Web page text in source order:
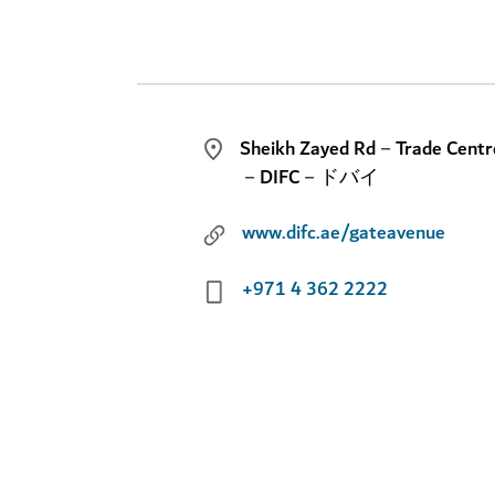
Sheikh Zayed Rd－Trade
－DIFC－ドバイ
www.difc.ae/gateavenue
+971 4 362 2222